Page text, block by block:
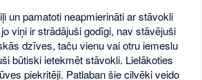
un pamatoti neapmierināti ar stāvokli
viņi ir strādājuši godīgi, nav stāvējuši
dzīves, taču vienu vai otru iemeslu
būtiski ietekmēt stāvokli. Lielākoties
piekritēji. Patlaban šie cilvēki veido